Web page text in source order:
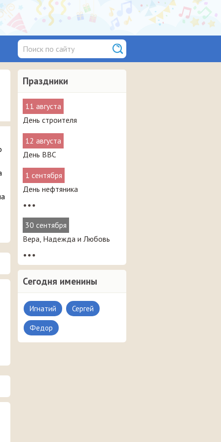
Праздники
11 августа
День строителя
12 августа
День ВВС
1 сентября
День нефтяника
•••
30 сентября
Вера, Надежда и Любовь
•••
Сегодня именины
Игнатий Сергей
Федор